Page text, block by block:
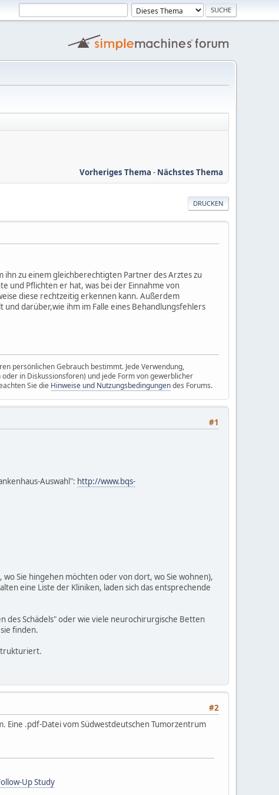
Vorheriges Thema - Nächstes Thema
DRUCKEN
zu einem gleichberechtigten Partner des Arztes zu
und Pflichten er hat, was bei der Einnahme von
diese rechtzeitig erkennen kann. Außerdem
darüber,wie ihm im Falle eines Behandlungsfehlers
persönlichen Gebrauch bestimmt. Jede Verwendung,
in Diskussionsforen) und jede Form von gewerblicher
Sie die Hinweise und Nutzungsbedingungendes Forums.
#1
Auswahl": http://www.bqs-
wo Sie hingehen möchten oder von dort, wo Sie wohnen),
eine Liste der Kliniken, laden sich das entsprechende
des Schädels" oder wie viele neurochirurgische Betten
finden.
#2
.pdf-Datei vom Südwestdeutschen Tumorzentrum
Up Study